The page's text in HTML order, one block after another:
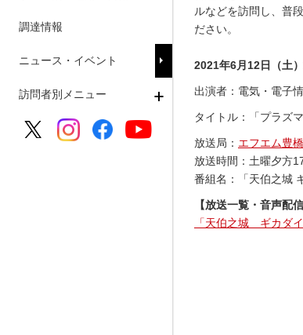
調達情報
ニュース・イベント
訪問者別メニュー
ルなどを訪問し、普
ださい。
2021年6月12日（土）
出演者：電気・電子
タイトル：「プラズ
放送局： エフエム豊
放送時間：土曜夕方
番組名：「天伯之城
【放送一覧・音声配信
「天伯之城 ギカダ